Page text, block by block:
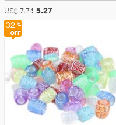
US$ 7.74 5.27
32